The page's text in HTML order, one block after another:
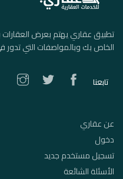
تطبيق عقاري يهتم بعرض
الخاص بك وبالمواصفات التي
تابعنا
عن عقاري
دخول
تسجيل مستخدم جديد
الأسئلة الشائعة